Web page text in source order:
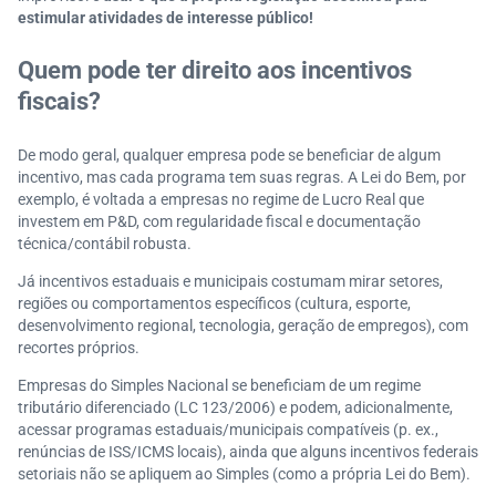
estimular atividades de interesse público!
Quem pode ter direito aos incentivos
fiscais?
De modo geral, qualquer empresa pode se beneficiar de algum
incentivo, mas cada programa tem suas regras. A Lei do Bem, por
exemplo, é voltada a empresas no regime de Lucro Real que
investem em P&D, com regularidade fiscal e documentação
técnica/contábil robusta.
Já incentivos estaduais e municipais costumam mirar setores,
regiões ou comportamentos específicos (cultura, esporte,
desenvolvimento regional, tecnologia, geração de empregos), com
recortes próprios.
Empresas do Simples Nacional se beneficiam de um regime
tributário diferenciado (LC 123/2006) e podem, adicionalmente,
acessar programas estaduais/municipais compatíveis (p. ex.,
renúncias de ISS/ICMS locais), ainda que alguns incentivos federais
setoriais não se apliquem ao Simples (como a própria Lei do Bem).